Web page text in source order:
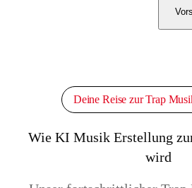
Deine Reise zur Trap
Wie KI Musik Erstellung
wird